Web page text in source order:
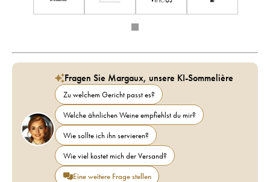
Fragen Sie Margaux, unsere KI-Sommelière
Zu welchem Gericht passt es?
Welche ähnlichen Weine empfiehlst du mir?
Wie sollte ich ihn servieren?
Wie viel kostet mich der Versand?
Eine weitere Frage stellen